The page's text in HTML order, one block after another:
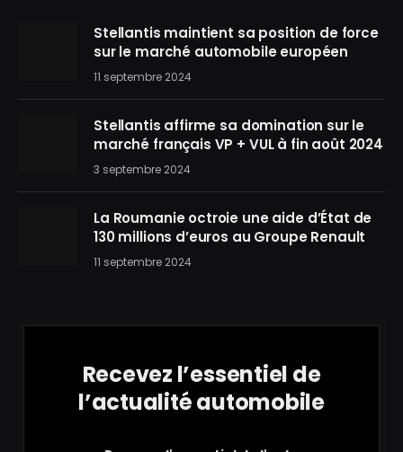
Stellantis maintient sa position de force
sur le marché automobile européen
11 septembre 2024
Stellantis affirme sa domination sur le
marché français VP + VUL à fin août 2024
3 septembre 2024
La Roumanie octroie une aide d’État de
130 millions d’euros au Groupe Renault
11 septembre 2024
Recevez l’essentiel de
l’actualité automobile